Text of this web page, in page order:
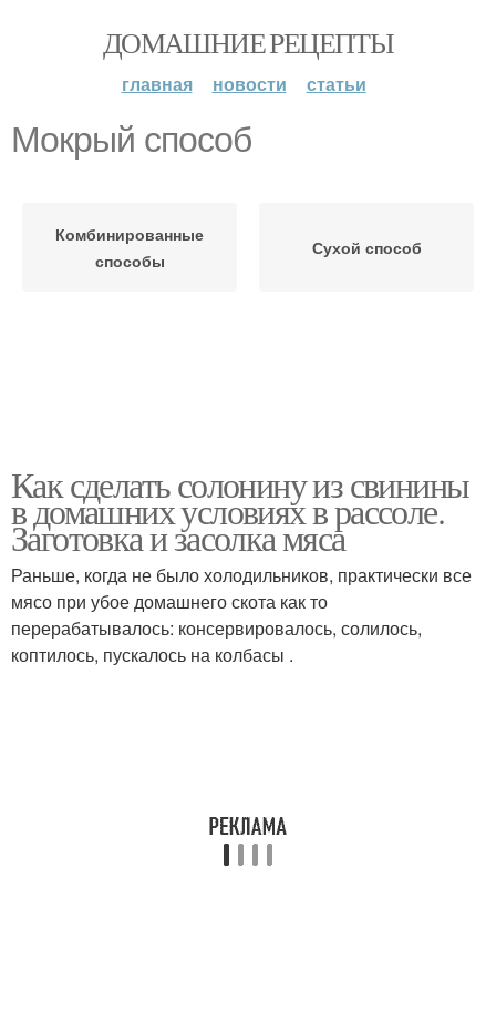
ДОМАШНИЕ РЕЦЕПТЫ
главная новости статьи
Мокрый способ
Комбинированные
способы
Сухой способ
Как сделать солонину из свинины
в домашних условиях в рассоле.
Заготовка и засолка мяса
Раньше, когда не было холодильников, практически все
мясо при убое домашнего скота как то
перерабатывалось: консервировалось, солилось,
коптилось, пускалось на колбасы .